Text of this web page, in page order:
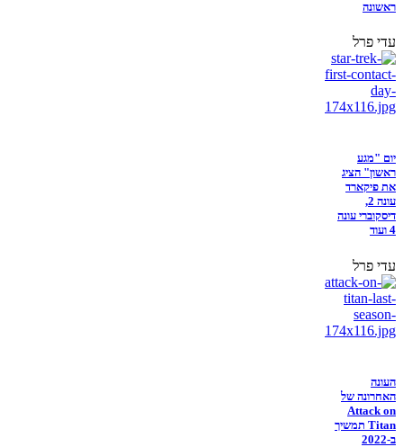
ראשונה
עדי פרל
יום "מגע
ראשון" הציג
את פיקארד
עונה 2,
דיסקוברי עונה
4 ועוד
עדי פרל
העונה
האחרונה של
Attack on
Titan תמשיך
ב-2022